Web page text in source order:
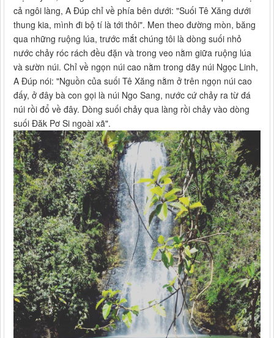
cả ngôi làng, A Đúp chỉ về phía bên dưới: "Suối Tê Xăng dưới
thung kia, mình đi bộ tí là tới thôi". Men theo đường mòn, băng
qua những ruộng lúa, trước mắt chúng tôi là dòng suối nhỏ
nước chảy róc rách đều đặn và trong veo nằm giữa ruộng lúa
và sườn núi. Chỉ về ngọn núi cao nằm trong dãy núi Ngọc Linh,
A Đúp nói: "Nguồn của suối Tê Xăng nằm ở trên ngọn núi cao
đấy, ở đây bà con gọi là núi Ngo Sang, nước cứ chảy ra từ đá
núi rồi đổ về đây. Dòng suối chảy qua làng rồi chảy vào dòng
suối Đăk Pơ Si ngoài xã".